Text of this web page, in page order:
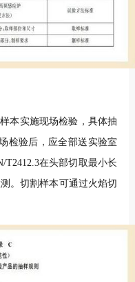
本实施现场检验，具体抽
检验后，应全部送实验室
T2412.3在头部切取最小长
。切割样本可通过火焰切